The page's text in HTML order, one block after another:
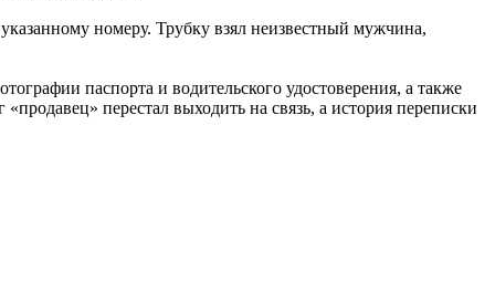
номеру. Трубку взял неизвестный мужчина,
паспорта и водительского удостоверения, а также
перестал выходить на связь, а история переписки